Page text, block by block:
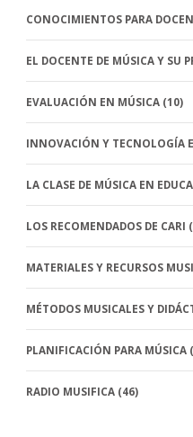
CONOCIMIENTOS PARA
EL DOCENTE DE MÚSICA Y SU
EVALUACIÓN EN MÚSICA (10)
INNOVACIÓN Y TECNOLOGÍA
LA CLASE DE MÚSICA EN
LOS RECOMENDADOS DE CARI
MATERIALES Y RECURSOS
MÉTODOS MUSICALES Y
PLANIFICACIÓN PARA MÚSICA
RADIO MUSIFICA (46)